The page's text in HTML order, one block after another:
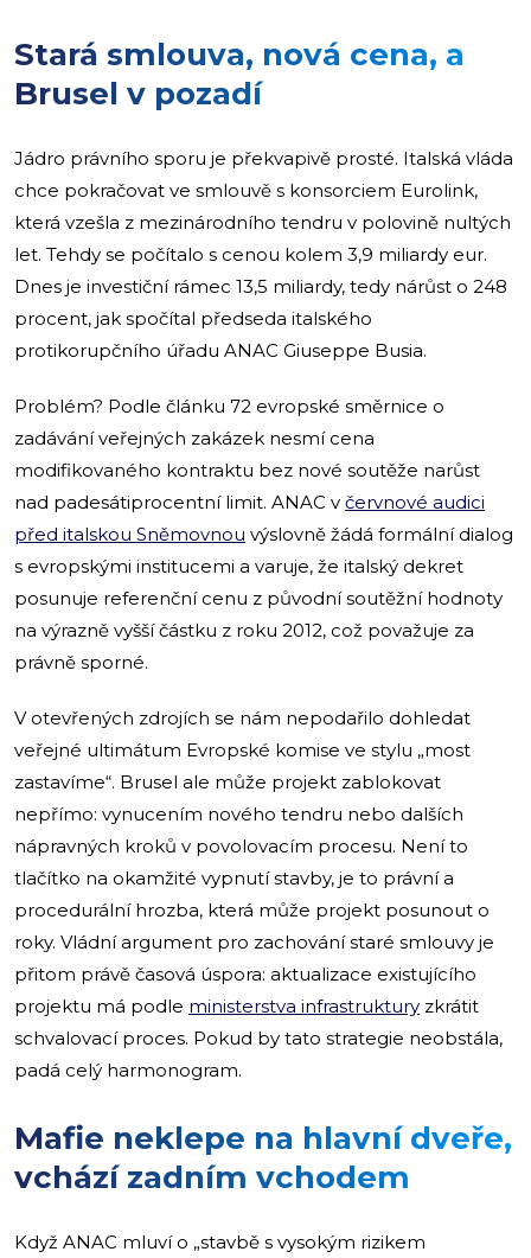
Stará smlouva, nová cena, a
Brusel v pozadí
Jádro právního sporu je překvapivě prosté. Italská vláda
chce pokračovat ve smlouvě s konsorciem Eurolink,
která vzešla z mezinárodního tendru v polovině nultých
let. Tehdy se počítalo s cenou kolem 3,9 miliardy eur.
Dnes je investiční rámec 13,5 miliardy, tedy nárůst o 248
procent, jak spočítal předseda italského
protikorupčního úřadu ANAC Giuseppe Busia.
Problém? Podle článku 72 evropské směrnice o
zadávání veřejných zakázek nesmí cena
modifikovaného kontraktu bez nové soutěže narůst
nad padesátiprocentní limit. ANAC v červnové audici
před italskou Sněmovnou výslovně žádá formální dialog
s evropskými institucemi a varuje, že italský dekret
posunuje referenční cenu z původní soutěžní hodnoty
na výrazně vyšší částku z roku 2012, což považuje za
právně sporné.
V otevřených zdrojích se nám nepodařilo dohledat
veřejné ultimátum Evropské komise ve stylu „most
zastavíme“. Brusel ale může projekt zablokovat
nepřímo: vynucením nového tendru nebo dalších
nápravných kroků v povolovacím procesu. Není to
tlačítko na okamžité vypnutí stavby, je to právní a
procedurální hrozba, která může projekt posunout o
roky. Vládní argument pro zachování staré smlouvy je
přitom právě časová úspora: aktualizace existujícího
projektu má podle ministerstva infrastruktury zkrátit
schvalovací proces. Pokud by tato strategie neobstála,
padá celý harmonogram.
Mafie neklepe na hlavní dveře,
vchází zadním vchodem
Když ANAC mluví o „stavbě s vysokým rizikem